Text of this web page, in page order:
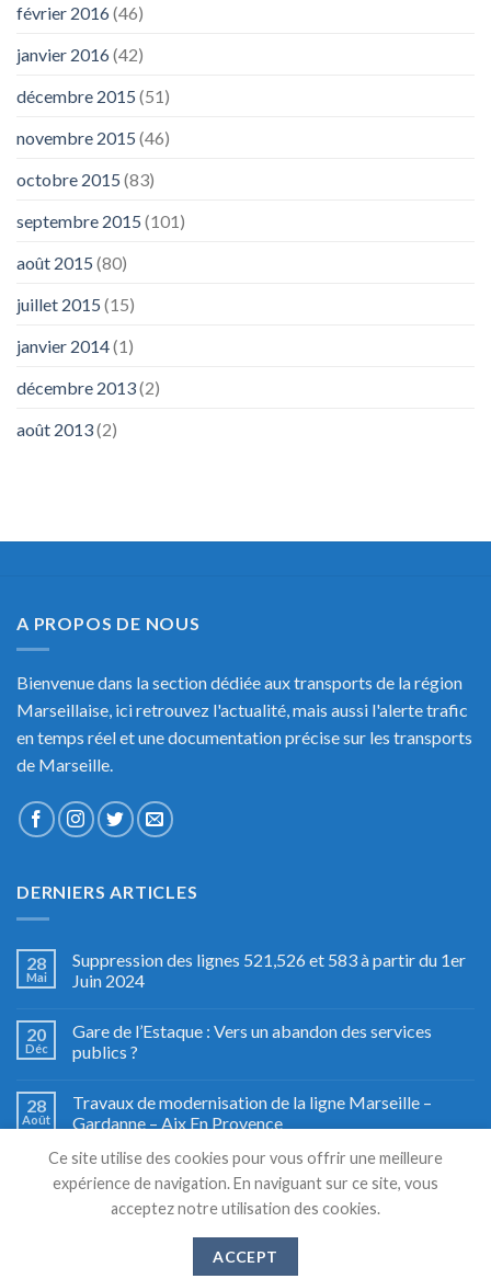
février 2016(46)
janvier 2016(42)
décembre 2015 (51)
novembre 2015 (46)
octobre 2015 (83)
septembre 2015 (101)
août 2015 (80)
juillet 2015 (15)
janvier 2014(1)
décembre 2013(2)
août 2013(2)
A PROPOS DE NOUS
Bienvenue dans la section dédiée aux transports de la région
Marseillaise, ici retrouvez l'actualité, mais aussi l'alerte trafic
en temps réel et une documentation précise sur les transports
de Marseille.
DERNIERS ARTICLES
28
Mai
Suppression des lignes 521,526 et 583 à partir du 1er
Juin 2024
20
Déc
Gare de l’Estaque : Vers un abandon des services
publics ?
28
Août
Travaux de modernisation de la ligne Marseille –
Gardanne – Aix En Provence
Fête du train à Miramas, le grand retour
Copyright 2026 © TSM TRANSPORTS
Ce site utilise des cookies pour vous offrir une meilleure
expérience de navigation. En naviguant sur ce site, vous
acceptez notre utilisation des cookies.
ACCEPT